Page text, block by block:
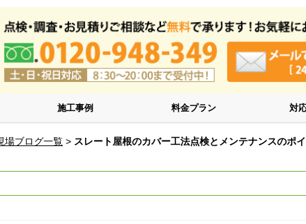
施工事例 料金プラン 対
場ブログ一覧 > スレート屋根のカバー工法点検とメンテナンスのポイ